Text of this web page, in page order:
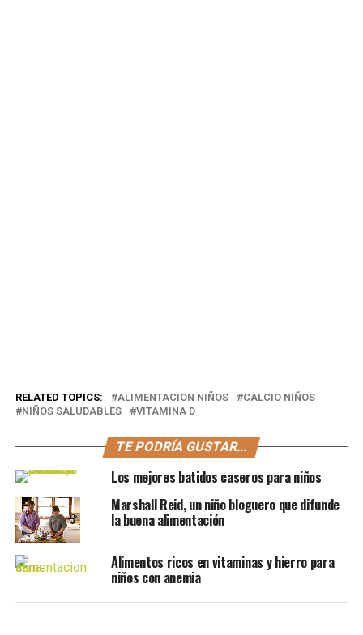
RELATED TOPICS: ALIMENTACION NIÑOS
CALCIO NIÑOS
NIÑOS SALUDABLES
VITAMINA D
TE PODRÍA GUSTAR...
Los mejores batidos caseros para niños
Marshall Reid, un niño bloguero que difunde
la buena alimentación
Alimentos ricos en vitaminas y hierro para
niños con anemia